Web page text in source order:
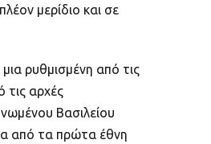
μερίδιο και σε
ρυθμισμένη από τις
τις αρχές
Βασιλείου
από τα πρώτα έθνη